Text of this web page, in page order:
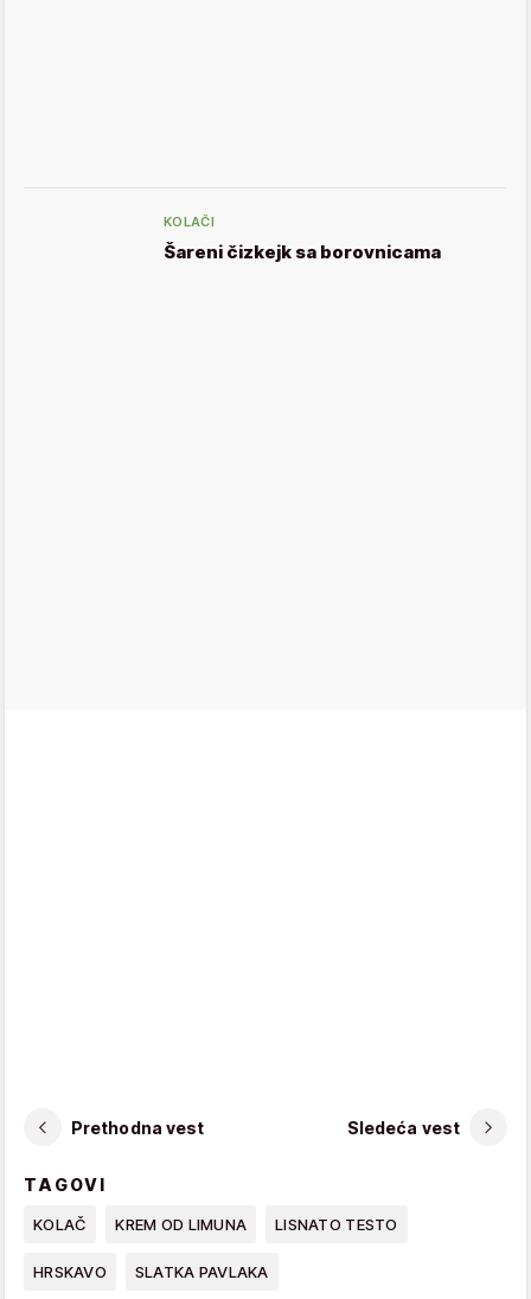
KOLAČI
Šareni čizkejk sa borovnicama
Prethodna vest Sledeća vest
TAGOVI
KOLAČ KREM OD LIMUNA LISNATO TESTO
HRSKAVO SLATKA PAVLAKA